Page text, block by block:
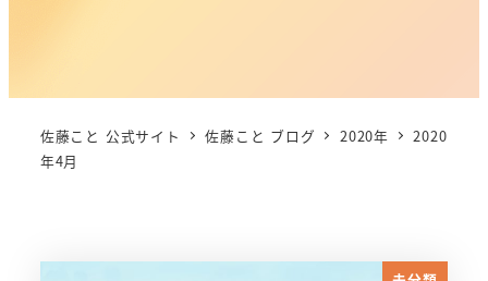
佐藤こと 公式サイト 佐藤こと ブログ 2020年
2020
年4月